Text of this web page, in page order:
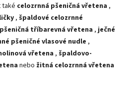
také celozrnná pšeničná vřetena ,
, špaldové celozrnné
tříbarevná vřetena , ječné
pšeničné vlasové nudle ,
vřetena , špaldovo-
nebo žitná celozrnná vřetena